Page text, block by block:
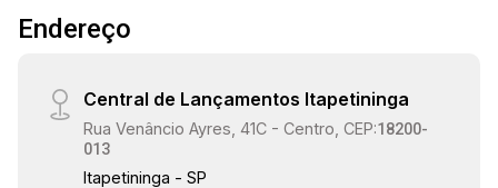
Endereço
Central de Lançamentos Itapetininga
Rua Venâncio Ayres, 41C - Centro, CEP:18200-
013
Itapetininga - SP